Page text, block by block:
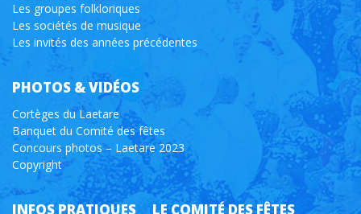
Les groupes folkloriques
Les sociétés de musique
Les invités des années précédentes
PHOTOS & VIDÉOS
Cortèges du Laetare
Banquet du Comité des fêtes
Concours photos – Laetare 2023
Copyright
INFOS PRATIQUES LE COMITÉ DES FÊTES